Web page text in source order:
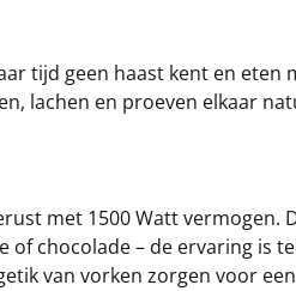
tijd geen haast kent en
lachen en proeven elkaar
met 1500 Watt vermogen.
chocolade – de ervaring is
van vorken zorgen voor